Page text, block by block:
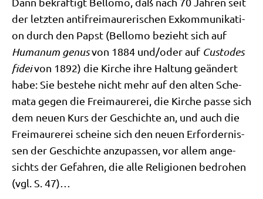
der letz­ten anti­frei­mau­re­ri­schen Exkom­mu­ni­ka­ti­
on durch den Papst (Bel­lo­mo bezieht sich auf
Huma­num genusvon 1884 und/​oder auf Cus­to­des
fideivon 1892) die Kir­che ihre Hal­tung geän­dert
habe: Sie bestehe nicht mehr auf den alten Sche­
ma­ta gegen die Frei­mau­re­rei, die Kir­che pas­se sich
dem neu­en Kurs der Geschich­te an, und auch die
Frei­mau­re­rei schei­ne sich den neu­en Erfor­der­nis­
sen der Geschich­te anzu­pas­sen, vor allem ange­
sichts der Gefah­ren, die alle Reli­gio­nen bedro­hen
(vgl. S. 47)…